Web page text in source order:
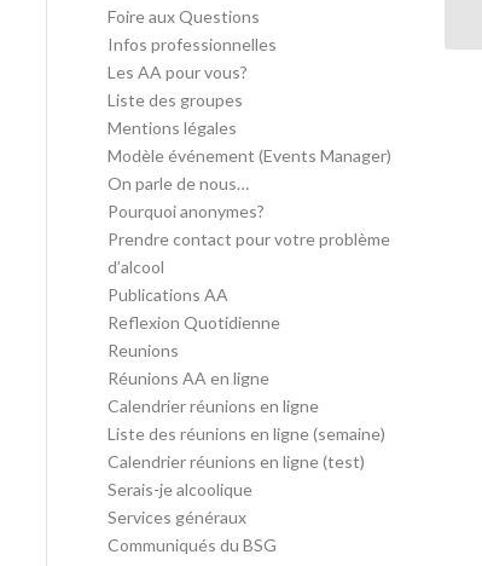
Foire aux Questions
Infos professionnelles
Les AA pour vous?
Liste des groupes
Mentions légales
Modèle événement (Events Manager)
On parle de nous…
Pourquoi anonymes?
Prendre contact pour votre problème
d’alcool
Publications AA
Reflexion Quotidienne
Reunions
Réunions AA en ligne
Calendrier réunions en ligne
Liste des réunions en ligne (semaine)
Calendrier réunions en ligne (test)
Serais-je alcoolique
Services généraux
Communiqués du BSG